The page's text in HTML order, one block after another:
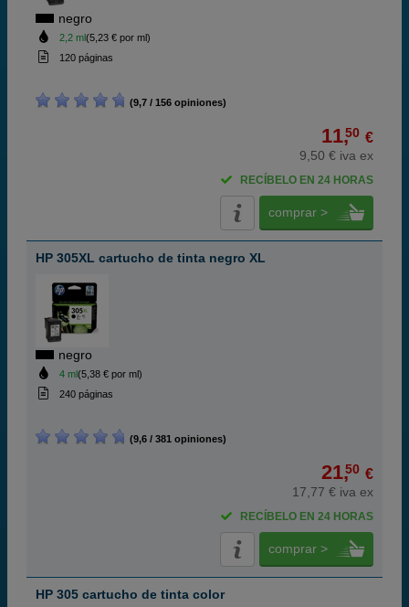
negro
2,2 ml(5,23 € por ml)
120 páginas
(9,7 / 156 opiniones)
11,50 €
9,50 € iva ex
RECÍBELO EN 24 HORAS
comprar >
HP 305XL cartucho de tinta negro XL
negro
4 ml(5,38 € por ml)
240 páginas
(9,6 / 381 opiniones)
21,50 €
17,77 € iva ex
RECÍBELO EN 24 HORAS
comprar >
HP 305 cartucho de tinta color